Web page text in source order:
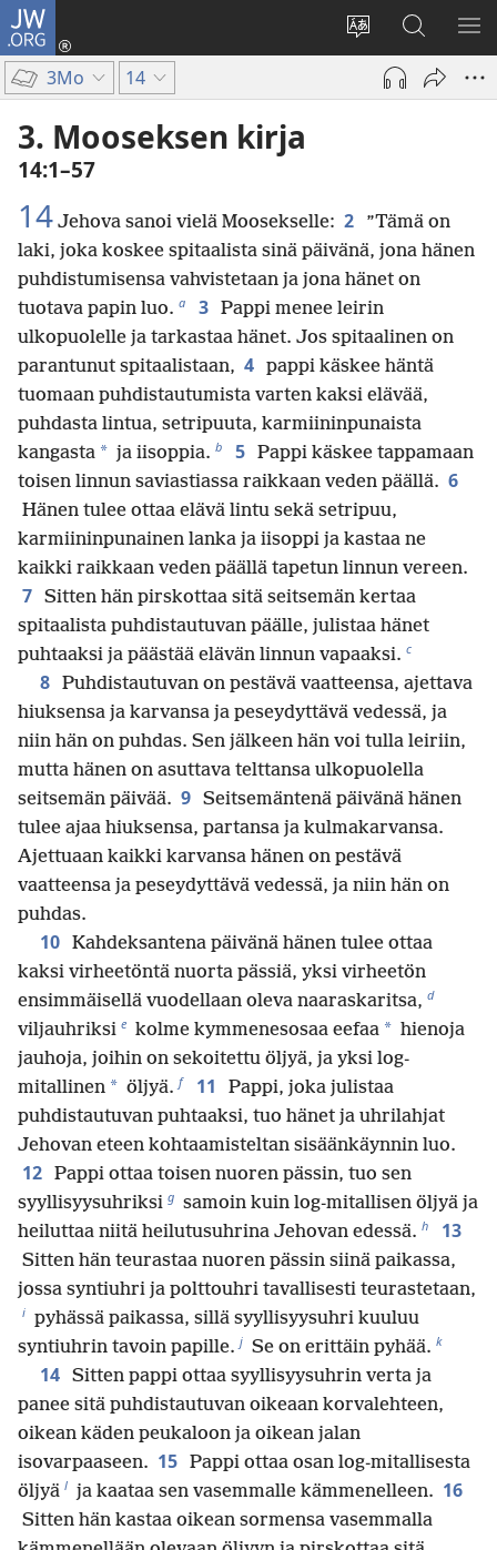
JW.ORG
Vaihda
sivuston
kieli
Kirjaudu
(avaa
ikkunan)
Hae
JW.ORG-
sivustolta
3Mo 14
3. Mooseksen kirja
14:1–57
14 Jehova sanoi vielä Moosekselle: 2
”Tämä on
laki, joka koskee spitaalista sinä päivänä, jona hänen
puhdistumisensa vahvistetaan ja jona hänet on
tuotava papin luo. a 3 Pappi menee leirin
ulkopuolelle ja tarkastaa hänet. Jos spitaalinen on
parantunut spitaalistaan, 4 pappi käskee häntä
tuomaan puhdistautumista varten kaksi elävää,
puhdasta lintua, setripuuta, karmiininpunaista
kangasta * ja iisoppia. b 5 Pappi käskee tappamaan
toisen linnun saviastiassa raikkaan veden päällä. 6
Hänen tulee ottaa elävä lintu sekä setripuu,
karmiininpunainen lanka ja iisoppi ja kastaa ne
kaikki raikkaan veden päällä tapetun linnun vereen.
7 Sitten hän pirskottaa sitä seitsemän kertaa
spitaalista puhdistautuvan päälle, julistaa hänet
puhtaaksi ja päästää elävän linnun vapaaksi. c
8 Puhdistautuvan on pestävä vaatteensa, ajettava
hiuksensa ja karvansa ja peseydyttävä vedessä, ja
niin hän on puhdas. Sen jälkeen hän voi tulla leiriin,
mutta hänen on asuttava telttansa ulkopuolella
seitsemän päivää. 9 Seitsemäntenä päivänä hänen
tulee ajaa hiuksensa, partansa ja kulmakarvansa.
Ajettuaan kaikki karvansa hänen on pestävä
vaatteensa ja peseydyttävä vedessä, ja niin hän on
puhdas.
10 Kahdeksantena päivänä hänen tulee ottaa
kaksi virheetöntä nuorta pässiä, yksi virheetön
ensimmäisellä vuodellaan oleva naaraskaritsa, d
viljauhriksi e kolme kymmenesosaa eefaa * hienoja
jauhoja, joihin on sekoitettu öljyä, ja yksi log-
mitallinen * öljyä. f 11
Pappi, joka julistaa
puhdistautuvan puhtaaksi, tuo hänet ja uhrilahjat
Jehovan eteen kohtaamisteltan sisäänkäynnin luo.
12 Pappi ottaa toisen nuoren pässin, tuo sen
syyllisyysuhriksi g samoin kuin log-mitallisen öljyä ja
heiluttaa niitä heilutusuhrina Jehovan edessä. h 13
Sitten hän teurastaa nuoren pässin siinä paikassa,
jossa syntiuhri ja polttouhri tavallisesti teurastetaan,
i pyhässä paikassa, sillä syyllisyysuhri kuuluu
syntiuhrin tavoin papille. j Se on erittäin pyhää. k
14 Sitten pappi ottaa syyllisyysuhrin verta ja
panee sitä puhdistautuvan oikeaan korvalehteen,
oikean käden peukaloon ja oikean jalan
isovarpaaseen. 15 Pappi ottaa osan log-mitallisesta
öljyä l ja kaataa sen vasemmalle kämmenelleen. 16
Sitten hän kastaa oikean sormensa vasemmalla